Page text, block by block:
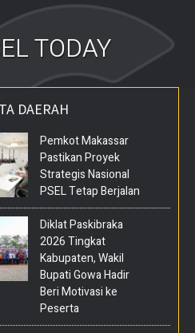
TODAY
DAERAH
Pemkot Makassar
Pastikan Proyek
Strategis Nasional
PSEL Tetap Berjalan
Diklat Paskibraka
2026 Tingkat
Kabupaten, Wakil
Bupati Gowa Hadir
Beri Motivasi ke
Peserta